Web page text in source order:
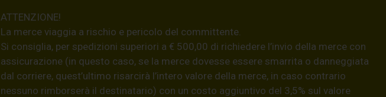
ATTENZIONE!
La merce viaggia a rischio e pericolo del committente.
Si consiglia, per spedizioni superiori a € 500,00 di richiedere l’invio della merce con
assicurazione (in questo caso, se la merce dovesse essere smarrita o danneggiata
dal corriere, quest’ultimo risarcirà l’intero valore della merce, in caso contrario
nessuno rimborserà il destinatario) con un costo aggiuntivo del 3,5% sul valore